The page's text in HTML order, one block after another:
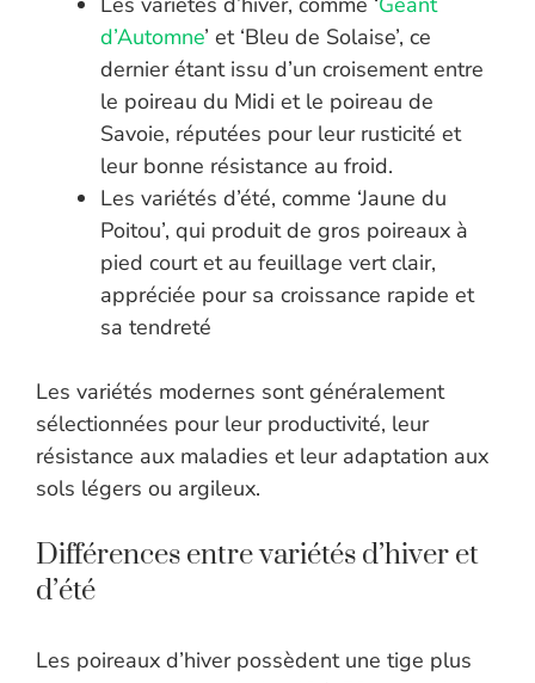
d’Automne’ et ‘Bleu de Solaise’, ce
dernier étant issu d’un croisement entre
le poireau du Midi et le poireau de
Savoie, réputées pour leur rusticité et
leur bonne résistance au froid.
Les variétés d’été, comme ‘Jaune du
Poitou’, qui produit de gros poireaux à
pied court et au feuillage vert clair,
appréciée pour sa croissance rapide et
sa tendreté
Les variétés modernes sont généralement
sélectionnées pour leur productivité, leur
résistance aux maladies et leur adaptation aux
sols légers ou argileux.
Différences entre variétés d’hiver et
d’été
Les poireaux d’hiver possèdent une tige plus